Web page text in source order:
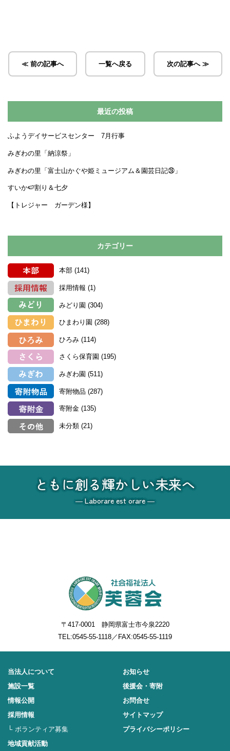
≪ 前の記事へ 一覧へ戻る 次の記事へ ≫
最近の投稿
ふようデイサービスセンター 7月行事
みぎわの里「納涼祭」
みぎわの里「富士山かぐや姫ミュージアム＆園芸日記㉘」
すいか🍉割り＆七夕
【トレジャー ガーデン様】
カテゴリー
本部 (141)
採用情報 (1)
みどり園 (304)
ひまわり園 (288)
ひろみ (114)
さくら保育園 (195)
みぎわ園 (511)
寄附物品 (287)
寄附金 (135)
未分類 (21)
ともに創る輝かしい未来へ
― Laborare est orare ―
〒417-0001 静岡県富士市今泉2220
TEL:0545-55-1118 ／FAX:0545-55-1119
当法人について
施設一覧
情報公開
採用情報
ボランティア募集
地域貢献活動
お知らせ
後援会・寄附
お問合せ
サイトマップ
プライバシーポリシー